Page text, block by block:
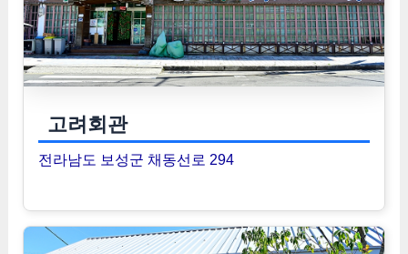
고려회관
전라남도 보성군 채동선로 294